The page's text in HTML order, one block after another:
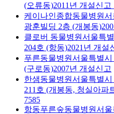
(오류동)2011 년 개설신고
케이나인종합동물병원서
광훈빌딩 2층 (개봉동)
클로버 동물병원서울특
204호 (항동)2021 년 개설
푸른동물병원서울특별시
(구로동)2007년 개설신고
한샘동물병원서울특별시
211호 (개봉동, 청실아파
7585
항동푸른숲동물병원서울